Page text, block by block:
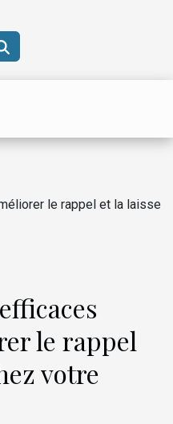
le rappel et la laisse
le rappel
votre